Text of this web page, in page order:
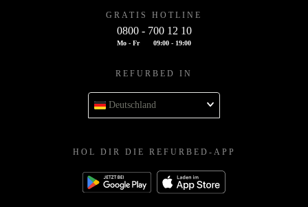
GRATIS HOTLINE
0800 - 700 12 10
Mo - Fr 09:00 - 19:00
REFURBED IN
Deutschland
HOL DIR DIE REFURBED-APP